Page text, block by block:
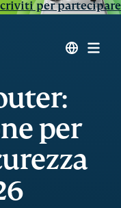
per partecipare
per